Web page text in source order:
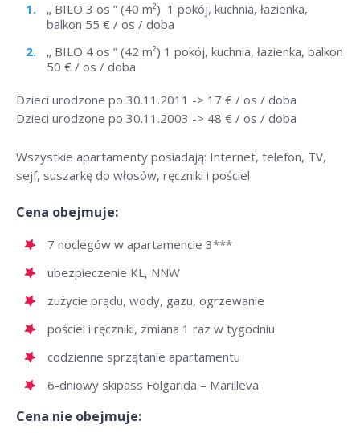
„ BILO 3 os ” (40 m²) 1 pokój, kuchnia, łazienka,
balkon 55 € / os / doba
„ BILO 4 os ” (42 m²) 1 pokój, kuchnia, łazienka, balkon
50 € / os / doba
Dzieci urodzone po 30.11.2011 -> 17 € / os / doba
Dzieci urodzone po 30.11.2003 -> 48 € / os / doba
Wszystkie apartamenty posiadają: Internet, telefon, TV,
sejf, suszarkę do włosów, ręczniki i pościel
Cena obejmuje:
7 noclegów w apartamencie 3***
ubezpieczenie KL, NNW
zużycie prądu, wody, gazu, ogrzewanie
pościel i ręczniki, zmiana 1 raz w tygodniu
codzienne sprzątanie apartamentu
6-dniowy skipass Folgarida – Marilleva
Cena nie obejmuje: